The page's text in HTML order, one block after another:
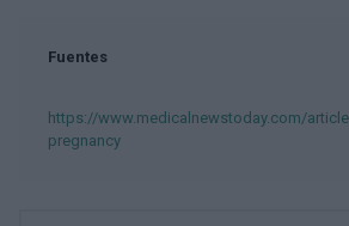
Fuentes
https://www.medicalnewstoday.com/
pregnancy